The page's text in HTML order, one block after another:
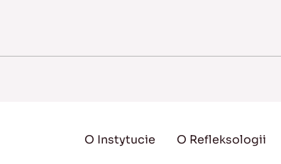
O Instytucie O Refleksologii